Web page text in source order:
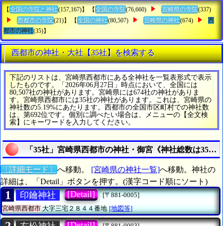
【 全国の寺院と神社(157,167)】 【 全国の寺院(76,660) 宮崎県の寺院(337)
西都市の寺院(21)】 【 全国の神社(80,507) 宮崎県の神社(674)
西
都市の神社(35)】
西都市の神社・大社【35社】を検索する
下記のリストは、宮崎県西都市にある全神社を一覧表形式で表示
したものです。「2026年06月27日」時点において、全国には
80,507社の神社があります。宮崎県には674社の神社がありま
す。宮崎県西都市には35社の神社があります。これは、宮崎県の
神社数の5.19%にあたります。西都市の全国市区町村での神社数
は、第692位です。個別に調べたい場合は、メニューの【全文検
索】にキーワードを入力してください。
「35社」宮崎県西都市の神社・御宮《神社総数は35社
〔詳細モード〕 へ移動。 [宮崎県の神社一覧]へ移動。神社の
詳細は、「Detail」ボタンを押す。(漢字コード順にソート)
1 印鑰神社 [Detail]
[〒881-0005]
宮崎県西都市大字三宅２８４４番地 [地図等]